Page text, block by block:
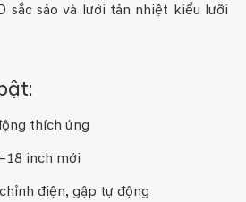
sắc sảo và lưới tản nhiệt kiểu lưỡi
thích ứng
inch mới
điện, gập tự động